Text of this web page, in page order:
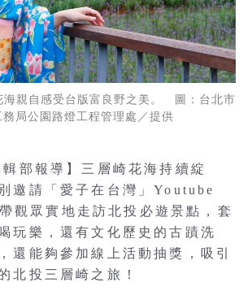
親自感受台版富良野之美。 圖：台北市
務局公園路燈工程管理處／提供
輯部報導】三層崎花海持續綻
邀請「愛子在台灣」Youtube
觀眾實地走訪北投必遊景點，套
玩樂，還有文化歷史的古蹟洗
還能夠參加線上活動抽獎，吸引
北投三層崎之旅！